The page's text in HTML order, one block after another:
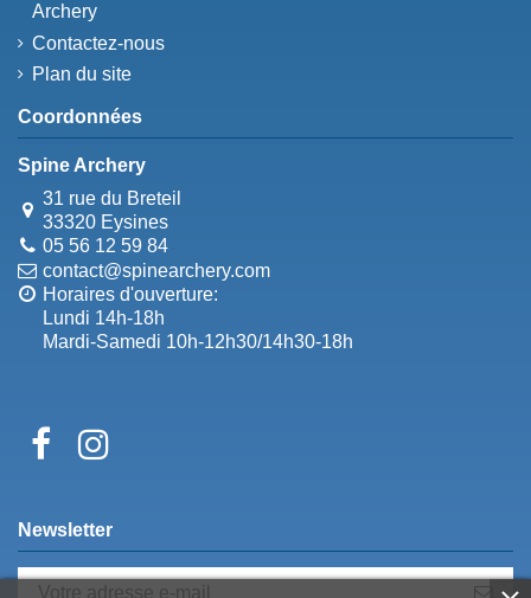
Archery
Contactez-nous
Plan du site
Coordonnées
Spine Archery
31 rue du Breteil
33320 Eysines
05 56 12 59 84
contact@spinearchery.com
Horaires d'ouverture:
Lundi 14h-18h
Mardi-Samedi 10h-12h30/14h30-18h
Newsletter